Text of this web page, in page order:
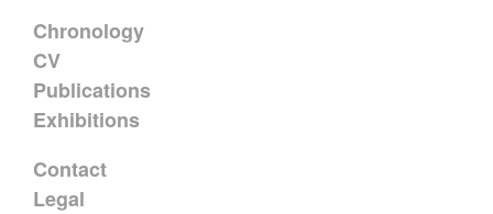
Chronology
CV
Publications
Exhibitions
Contact
Legal